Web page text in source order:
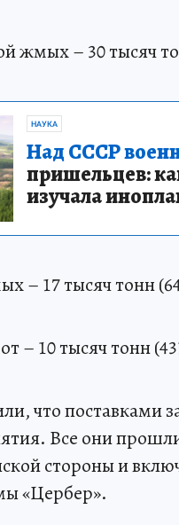
жмых – 30 тысяч
НАУКА
Над СССР
пришельцев:
изучала
– 17 тысяч тонн
– 10 тысяч тонн
что поставками
Все они
стороны и
«Цербер».